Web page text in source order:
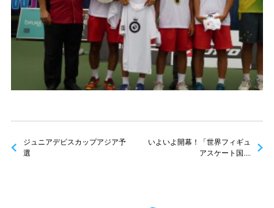
ジュニアデビスカップアジア予
選
いよいよ開幕！「世界フィギュ
アスケート国....